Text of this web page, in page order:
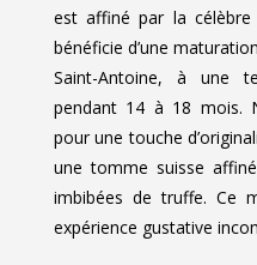
est affiné par la
bénéficie d’une
Saint-Antoine, à une
pendant 14 à 18 mois.
pour une touche
une tomme suisse
imbibées de truffe. Ce
expérience gustative